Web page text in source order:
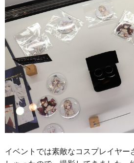
イベントでは素敵なコスプレイヤー